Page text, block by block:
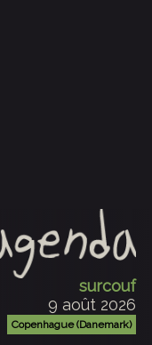
surcouf
9 août 2026
Copenhague (Danemark)
surcouf
13 août 2026